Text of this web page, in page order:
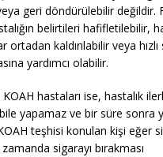
geri döndürülebilir değildir.
belirtileri hafifletilebilir,
ortadan kaldırılabilir veya
yardımcı olabilir.
hastaları ise, hastalık
yapamaz ve bir süre sonra
teşhisi konulan kişi eğer
sigarayı bırakması